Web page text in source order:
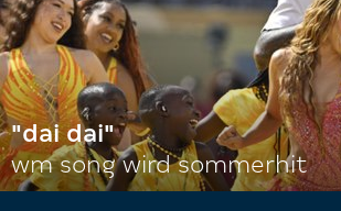
"dai dai"
wm song wird sommerhit